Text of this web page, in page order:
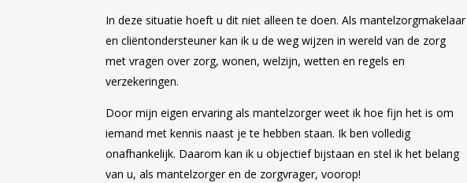
In deze situatie hoeft u dit niet alleen te doen. Als mantelzorgmakelaar
en cliëntondersteuner kan ik u de weg wijzen in wereld van de zorg
met vragen over zorg, wonen, welzijn, wetten en regels en
verzekeringen.
Door mijn eigen ervaring als mantelzorger weet ik hoe fijn het is om
iemand met kennis naast je te hebben staan. Ik ben volledig
onafhankelijk. Daarom kan ik u objectief bijstaan en stel ik het belang
van u, als mantelzorger en de zorgvrager, voorop!